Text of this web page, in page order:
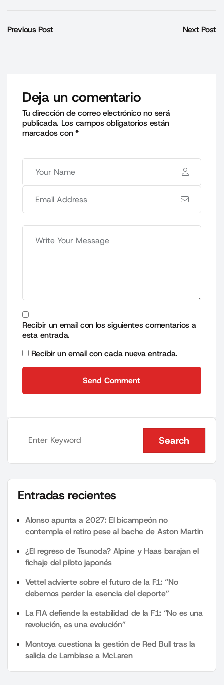
Previous Post Next Post
Deja un comentario
Tu dirección de correo electrónico no será
publicada. Los campos obligatorios están
marcados con*
Recibir un email con los siguientes comentarios a
esta entrada.
Recibir un email con cada nueva entrada.
Send Comment
Search
Search
Entradas recientes
Alonso apunta a 2027: El bicampeón no
contempla el retiro pese al bache de Aston Martin
¿El regreso de Tsunoda? Alpine y Haas barajan el
fichaje del piloto japonés
Vettel advierte sobre el futuro de la F1: “No
debemos perder la esencia del deporte”
La FIA defiende la estabilidad de la F1: “No es una
revolución, es una evolución”
Montoya cuestiona la gestión de Red Bull tras la
salida de Lambiase a McLaren